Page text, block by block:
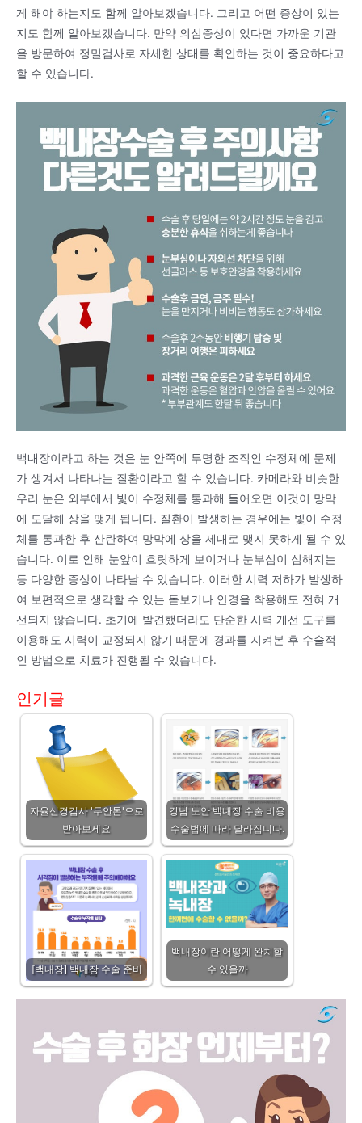
게 해야 하는지도 함께 알아보겠습니다. 그리고 어떤 증상이 있는
지도 함께 알아보겠습니다. 만약 의심증상이 있다면 가까운 기관
을 방문하여 정밀검사로 자세한 상태를 확인하는 것이 중요하다고
할 수 있습니다.
백내장이라고 하는 것은 눈 안쪽에 투명한 조직인 수정체에 문제
가 생겨서 나타나는 질환이라고 할 수 있습니다. 카메라와 비슷한
우리 눈은 외부에서 빛이 수정체를 통과해 들어오면 이것이 망막
에 도달해 상을 맺게 됩니다. 질환이 발생하는 경우에는 빛이 수정
체를 통과한 후 산란하여 망막에 상을 제대로 맺지 못하게 될 수 있
습니다. 이로 인해 눈앞이 흐릿하게 보이거나 눈부심이 심해지는
등 다양한 증상이 나타날 수 있습니다. 이러한 시력 저하가 발생하
여 보편적으로 생각할 수 있는 돋보기나 안경을 착용해도 전혀 개
선되지 않습니다. 초기에 발견했더라도 단순한 시력 개선 도구를
이용해도 시력이 교정되지 않기 때문에 경과를 지켜본 후 수술적
인 방법으로 치료가 진행될 수 있습니다.
인기글
자율신경검사 '두안톤'으로
받아보세요
강남 노안 백내장 수술 비용
수술법에 따라 달라집니다.
[백내장] 백내장 수술 준비
백내장이란 어떻게 완치할
수 있을까